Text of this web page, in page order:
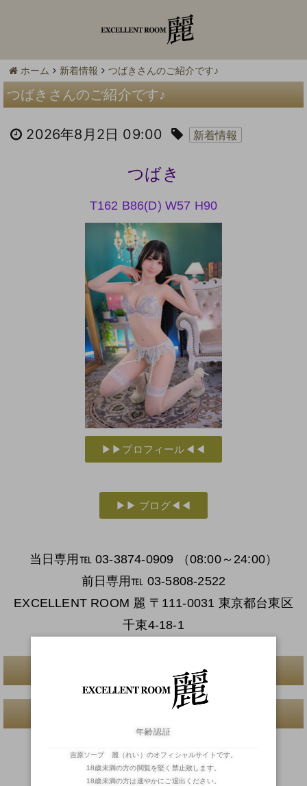
ホーム 新着情報 つばきさんのご紹介です♪
つばきさんのご紹介です♪
2026年8月2日 09:00 新着情報
つばき
T162 B86(D) W57 H90
▶▶プロフィール◀◀
▶▶ ブログ◀◀
当日専用℡ 03-3874-0909 （08:00～24:00）
前日専用℡ 03-5808-2522
EXCELLENT ROOM 麗 〒111-0031 東京都台東区
千束4-18-1
年齢認証
吉原ソープ 麗（れい）のオフィシャルサイトです。
18歳未満の方の閲覧を堅く禁止致します。
18歳未満の方は速やかにご退出ください。